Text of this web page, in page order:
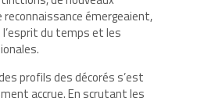
reconnaissance émergeaient,
du temps et les
profils des décorés s’est
accrue. En scrutant les